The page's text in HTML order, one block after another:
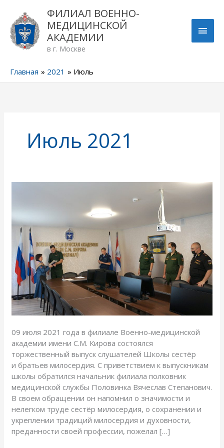
содержимому
ФИЛИАЛ ВОЕННО-
МЕДИЦИНСКОЙ
АКАДЕМИИ
в г. Москве
Главная 2021 Июль
Июль 2021
09 июля 2021 года в филиале Военно-медицинской
академии имени С.М. Кирова состоялся
торжественный выпуск слушателей Школы сестёр
и братьев милосердия. С приветствием к выпускникам
школы обратился начальник филиала полковник
медицинской службы Половинка Вячеслав Степанович.
В своем обращении он напомнил о значимости и
нелегком труде сестёр милосердия, о сохранении и
укреплении традиций милосердия и духовности,
преданности своей профессии, пожелал […]
сестёр
братьев
милосердия